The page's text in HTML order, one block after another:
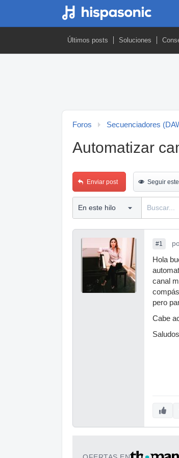
Últimos posts Soluciones
Foros Secuenciadores
Automatizar
Enviar post Seguir
#1
Hola
canal
pero
Cabe